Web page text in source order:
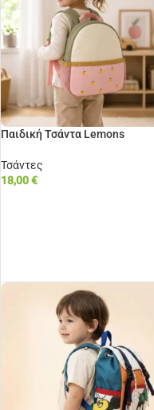
Παιδική Τσάντα Lemons
Τσάντες
18,00€